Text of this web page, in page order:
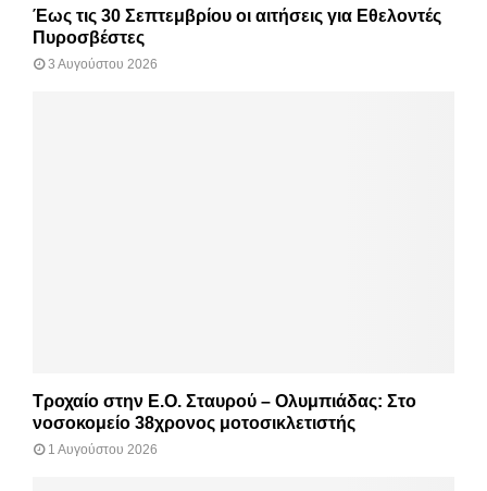
Έως τις 30 Σεπτεμβρίου οι αιτήσεις για Εθελοντές
Πυροσβέστες
3 Αυγούστου 2026
Τροχαίο στην Ε.Ο. Σταυρού – Ολυμπιάδας: Στο
νοσοκομείο 38χρονος μοτοσικλετιστής
1 Αυγούστου 2026